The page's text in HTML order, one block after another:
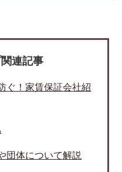
連記事
ぐ！家賃保証会社紹
団体について解説